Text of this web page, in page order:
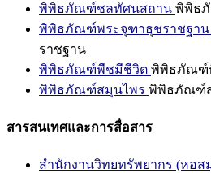
พิพิธภัณฑ์ชลทัศนสถาน พิพิธ
พิพิธภัณฑ์พระจุฑาธุชราชฐาน
ราชฐาน
พิพิธภัณฑ์พืชมีชีวิต พิพิธภัณฑ์
พิพิธภัณฑ์สมุนไพร พิพิธภัณฑ์
สารสนเทศและการสื่อสาร
สำนักงานวิทยทรัพยากร (หอส